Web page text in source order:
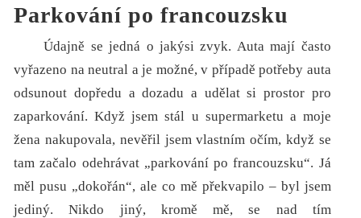
Parkování po francouzsku
Údajně se jedná o jakýsi zvyk. Auta mají často
vyřazeno na neutral a je možné, v případě potřeby auta
odsunout dopředu a dozadu a udělat si prostor pro
zaparkování. Když jsem stál u supermarketu a moje
žena nakupovala, nevěřil jsem vlastním očím, když se
tam začalo odehrávat „parkování po francouzsku“. Já
měl pusu „dokořán“, ale co mě překvapilo – byl jsem
jediný. Nikdo jiný, kromě mě, se nad tím